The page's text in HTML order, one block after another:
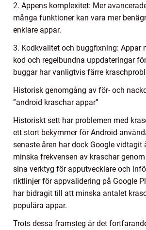
2. Appens komplexitet: Mer
många funktioner kan vara mer
enklare appar.
3. Kodkvalitet och buggfixning: Appar
kod och regelbundna uppdateringar
buggar har vanligtvis färre
Historisk genomgång av för- och
”android kraschar appar”
Historiskt sett har problemen med
ett stort bekymmer för Android-
senaste åren har dock Google vidtagit
minska frekvensen av kraschar
sina verktyg för apputvecklare och
riktlinjer för appvalidering på Google
har bidragit till att minska antalet
populära appar.
Trots dessa framsteg är det